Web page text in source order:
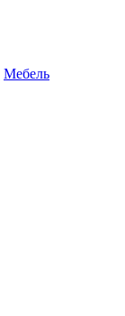
Мебель